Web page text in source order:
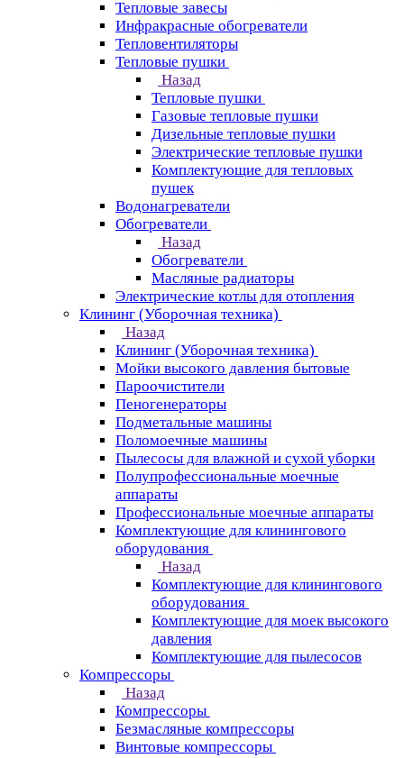
Тепловые завесы
Инфракрасные обогреватели
Тепловентиляторы
Тепловые пушки
Назад
Тепловые пушки
Газовые тепловые пушки
Дизельные тепловые пушки
Электрические тепловые пушки
Комплектующие для тепловых
пушек
Водонагреватели
Обогреватели
Назад
Обогреватели
Масляные радиаторы
Электрические котлы для отопления
Клининг (Уборочная техника)
Назад
Клининг (Уборочная техника)
Мойки высокого давления бытовые
Пароочистители
Пеногенераторы
Подметальные машины
Поломоечные машины
Пылесосы для влажной и сухой уборки
Полупрофессиональные моечные
аппараты
Профессиональные моечные аппараты
Комплектующие для клинингового
оборудования
Назад
Комплектующие для клинингового
оборудования
Комплектующие для моек высокого
давления
Комплектующие для пылесосов
Компрессоры
Назад
Компрессоры
Безмасляные компрессоры
Винтовые компрессоры